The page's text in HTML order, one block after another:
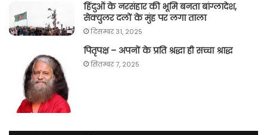
हिंदुओं के नरसंहार की भूमि बनता बांग्लादेश,
सेक्युलर दलों के मुंह पर लगा ताला
दिसम्बर 31, 2025
पितृपक्ष – अपनों के प्रति श्रद्धा ही सच्चा श्राद्ध
सितम्बर 7, 2025